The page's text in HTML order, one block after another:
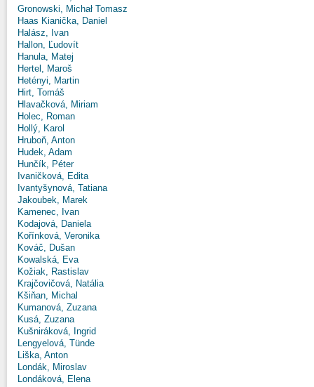
Gronowski, Michał Tomasz
Haas Kianička, Daniel
Halász, Ivan
Hallon, Ľudovít
Hanula, Matej
Hertel, Maroš
Hetényi, Martin
Hirt, Tomáš
Hlavačková, Miriam
Holec, Roman
Hollý, Karol
Hruboň, Anton
Hudek, Adam
Hunčík, Péter
Ivaničková, Edita
Ivantyšynová, Tatiana
Jakoubek, Marek
Kamenec, Ivan
Kodajová, Daniela
Kořínková, Veronika
Kováč, Dušan
Kowalská, Eva
Kožiak, Rastislav
Krajčovičová, Natália
Kšiňan, Michal
Kumanová, Zuzana
Kusá, Zuzana
Kušniráková, Ingrid
Lengyelová, Tünde
Liška, Anton
Londák, Miroslav
Londáková, Elena